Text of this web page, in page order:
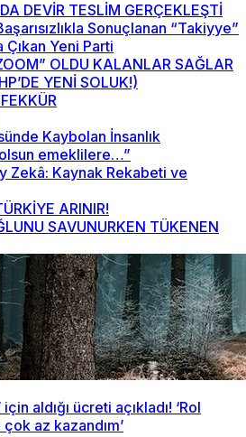
DEVİR TESLİM GERÇEKLEŞTİ
Sonuçlanan “Takiyye”
Yeni Parti
OLDU KALANLAR SAĞLAR
YENİ SOLUK!)
Kaybolan İnsanlık
emeklilere…”
Zekâ: Kaynak Rekabeti ve
ARINIR!
SAVUNURKEN TÜKENEN